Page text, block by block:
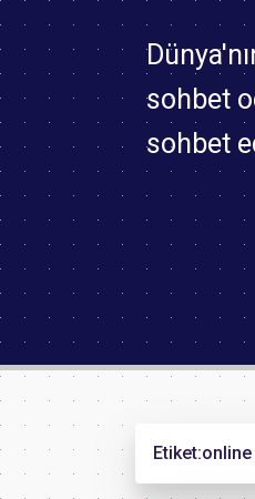
sohbet
sohbet
Etiket:online